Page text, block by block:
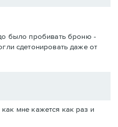
было пробивать броню -
сдетонировать даже от
мне кажется как раз и